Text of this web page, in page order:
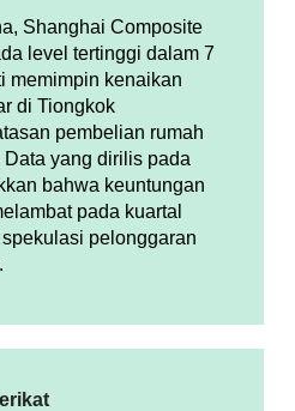
Shanghai Composite
level tertinggi dalam 7
memimpin kenaikan
di Tiongkok
pembelian rumah
yang dirilis pada
bahwa keuntungan
pada kuartal
pelonggaran